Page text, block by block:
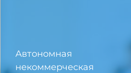
Автономная
некоммерческая